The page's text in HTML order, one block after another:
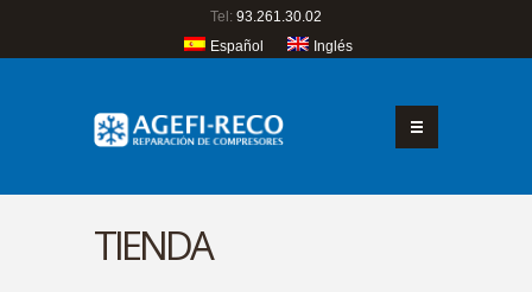
Tel: 93.261.30.02
Español
Inglés
TIENDA